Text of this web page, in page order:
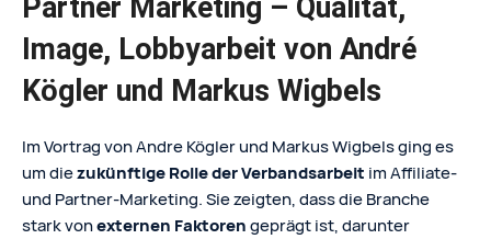
Partner Marketing – Qualität,
Image, Lobbyarbeit von André
Kögler und Markus Wigbels
Im Vortrag von Andre Kögler und Markus Wigbels ging es
um diezukünftige Rolle der Verbandsarbeit im Affiliate-
und Partner-Marketing. Sie zeigten, dass die Branche
stark vonexternen Faktorengeprägt ist, darunter